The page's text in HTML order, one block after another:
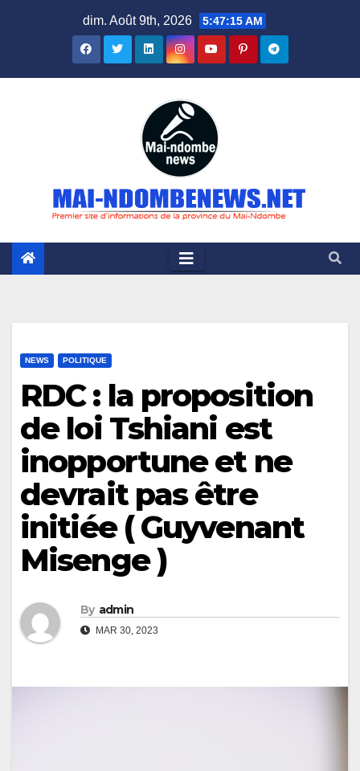
dim. Août 9th, 2026 5:47:16 AM
NEWS POLITIQUE
RDC : la proposition
de loi Tshiani est
inopportune et ne
devrait pas être
initiée ( Guyvenant
Misenge )
By admin
MAR 30, 2023